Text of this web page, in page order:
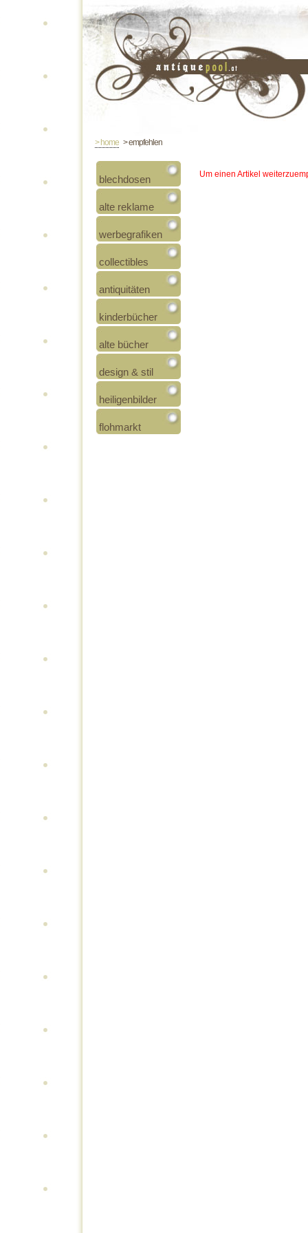
> home > empfehlen
blechdosen
alte reklame
werbegrafiken
collectibles
antiquitäten
kinderbücher
alte bücher
design & stil
heiligenbilder
flohmarkt
Um einen Artikel